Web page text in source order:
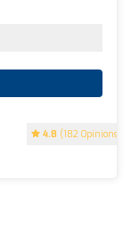
4.8 (182 Opinions)